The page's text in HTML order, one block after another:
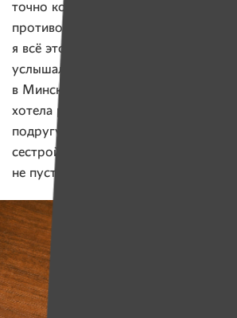
точно конец». Пошла ругаться:
противопоказаны все виды труда и
я всё это могу?». Долго
услышали. Когда оканчивала
в Минск. Нужно было пройти
хотела работать, что попросила
подругу, чтобы та, если что,
сестрой и защитила. Очень боялась,
не пустят работать.